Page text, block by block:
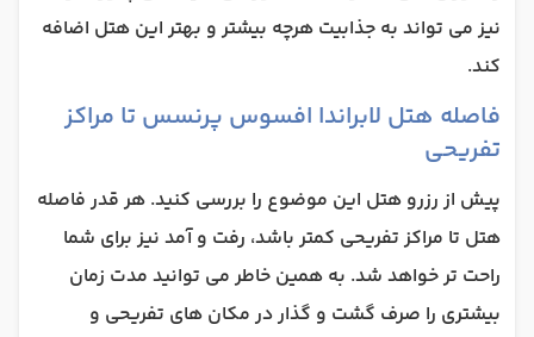
نیز می تواند به جذابیت هرچه بیشتر و بهتر این هتل اضافه
کند.
فاصله هتل لابراندا افسوس پرنسس تا مراکز
تفریحی
پیش از رزرو هتل این موضوع را بررسی کنید. هر قدر فاصله
هتل تا مراکز تفریحی کمتر باشد، رفت و آمد نیز برای شما
راحت تر خواهد شد. به همین خاطر می توانید مدت زمان
بیشتری را صرف گشت و گذار در مکان های تفریحی و